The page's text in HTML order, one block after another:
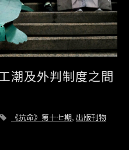
潮及外判制度之問
《抗命》第十七期, 出版刊物